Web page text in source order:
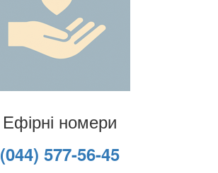
Ефірні номери
(044) 577-56-45